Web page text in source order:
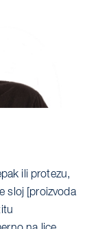
ili protezu,
sloj [proizvoda